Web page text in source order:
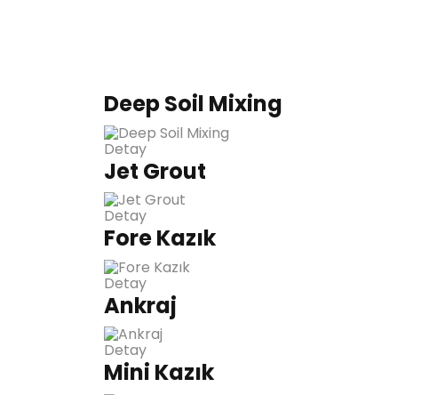
Deep Soil Mixing
Detay
Jet Grout
Detay
Fore Kazık
Detay
Ankraj
Detay
Mini Kazık